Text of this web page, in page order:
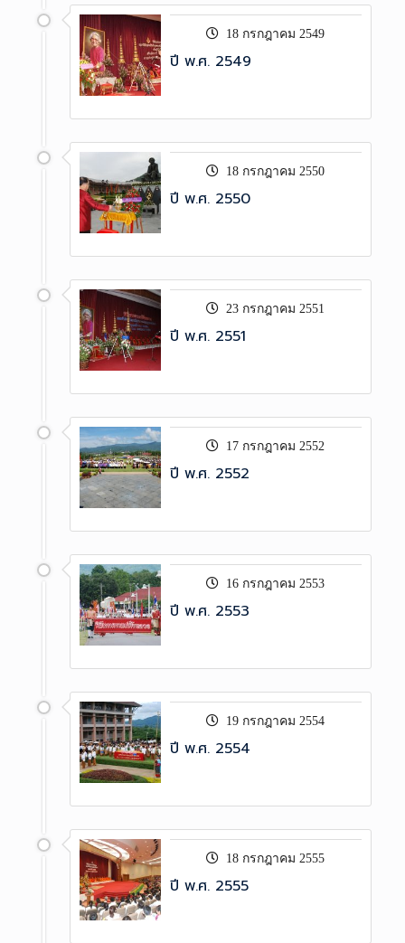
18 กรกฎาคม 2549
ปี พ.ศ. 2549
18 กรกฎาคม 2550
ปี พ.ศ. 2550
23 กรกฎาคม 2551
ปี พ.ศ. 2551
17 กรกฎาคม 2552
ปี พ.ศ. 2552
16 กรกฎาคม 2553
ปี พ.ศ. 2553
19 กรกฎาคม 2554
ปี พ.ศ. 2554
18 กรกฎาคม 2555
ปี พ.ศ. 2555